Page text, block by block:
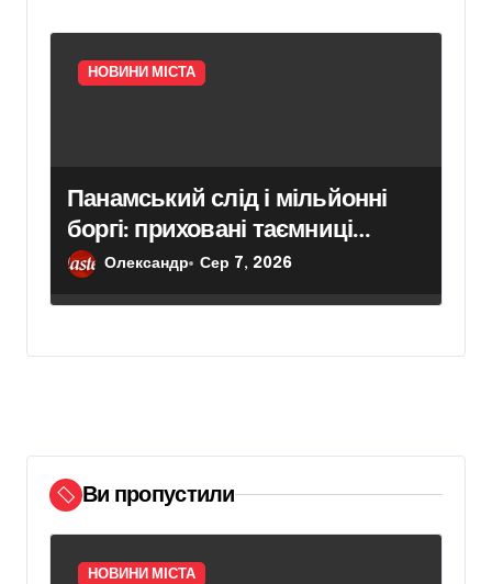
НОВИНИ МІСТА
Панамський слід і мільйонні
боргі: приховані таємниці
концесії білоцерківського
Олександр Сер 7, 2026
Ви пропустили
НОВИНИ МІСТА